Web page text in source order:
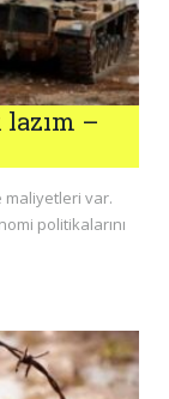
lazım –
maliyetleri var.
politikalarını